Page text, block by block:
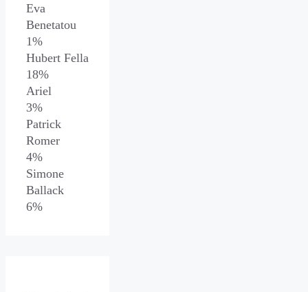
Eva
Benetatou
1%
Hubert Fella
18%
Ariel
3%
Patrick
Romer
4%
Simone
Ballack
6%